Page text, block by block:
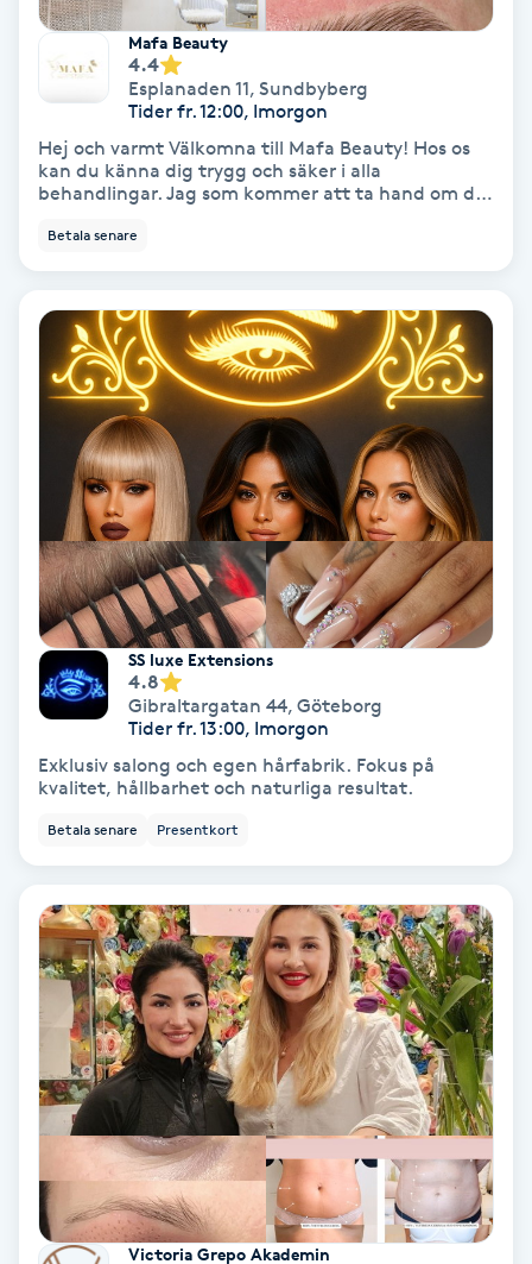
Skäggtrimmning
Skönhet
Slingor
Spa manikyr & pedikyr
Spa-manikyr
Spa-pedikyr
Spraytan
Stylist
Sugaring
Tuina-massage
Taktil massage
Tandblekning
Tandläkare
Tatuering
Tatueringsborttagning
Mafa Beauty
4.4
Esplanaden 11, Sundbyberg
Tider fr. 12:00, Imorgon
Hej och varmt Välkomna till Mafa Beauty! Hos os
kan du känna dig trygg och säker i alla
behandlingar. Jag som kommer att ta hand om dig
behandling jag utför. Jag sätter alltid kunden i
och brinner verkligen för skönhet. Ni kan enkelt
boka tid hos mig via bokadirekt eller ringa till mig.
Besök gärna min instagram för före och efter
bilder och även unika erbjudande. Varmt
välkomna. -Fahime
Betala senare
SS luxe Extensions
4.8
Gibraltargatan 44, Göteborg
Tider fr. 13:00, Imorgon
Exklusiv salong och egen hårfabrik. Fokus på
kvalitet, hållbarhet och naturliga resultat.
Betala senare Presentkort
Victoria Grepo Akademin